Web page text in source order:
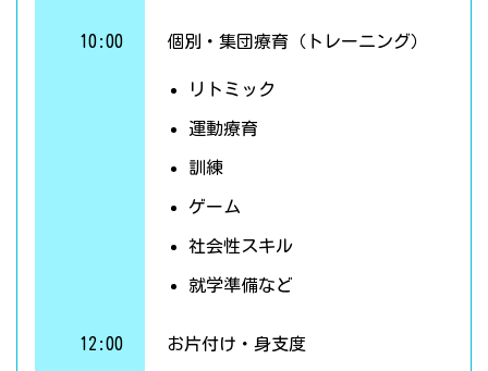
10:00 個別・集団療育（トレーニング）
リトミック
運動療育
訓練
ゲーム
社会性スキル
就学準備など
12:00 お片付け・身支度